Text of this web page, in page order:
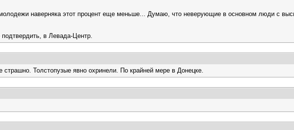
наверняка этот процент еще меньше... Думаю, что неверующие в основном люди с
подтвердить, в Левада-Центр.
Толстопузые явно охринели. По крайней мере в Донецке.